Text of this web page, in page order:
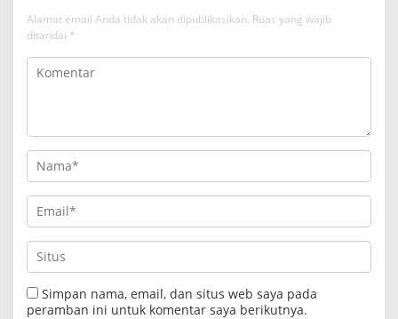
Alamat email Anda tidak akan dipublikasikan. Ruas yang wajib
ditandai *
Simpan nama, email, dan situs web saya pada
peramban ini untuk komentar saya berikutnya.